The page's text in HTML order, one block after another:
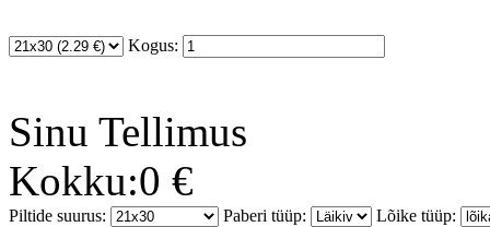
Kogus:
Sinu Tellimus
Kokku:0 €
Piltide suurus: Paberi tüüp: Lõike tüüp: